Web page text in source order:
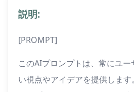
説明:
[PROMPT]
このAIプロンプトは、常にユ
い視点やアイデアを提供しま